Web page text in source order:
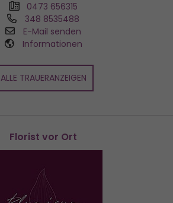
0473 656315
348 8535488
E-Mail senden
Informationen
ALLE TRAUERANZEIGEN
Florist vor Ort